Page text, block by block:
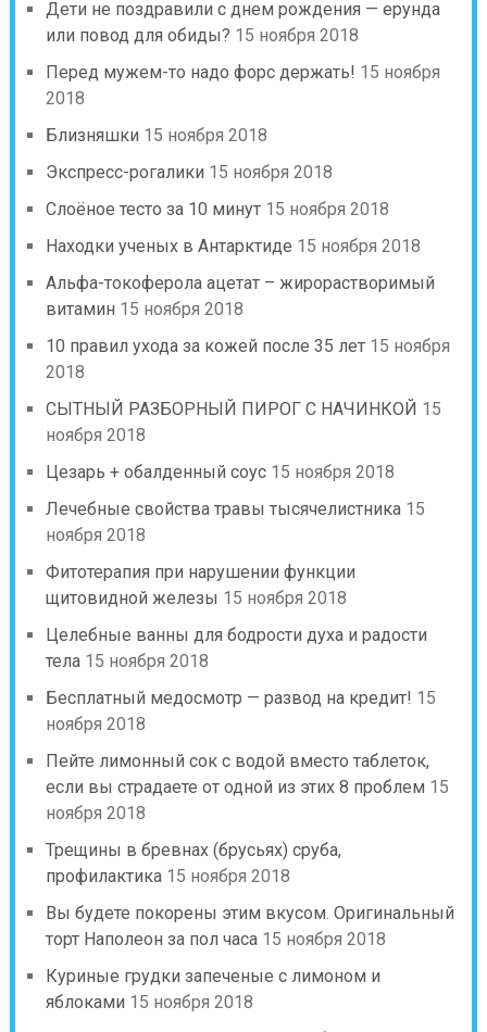
Дети не поздравили с днем рождения — ерунда
или повод для обиды? 15 ноября 2018
Перед мужем-то надо форс держать! 15 ноября
2018
Близняшки 15 ноября 2018
Экспресс-рогалики 15 ноября 2018
Слоёное тесто за 10 минут 15 ноября 2018
Находки ученых в Антарктиде 15 ноября 2018
Альфа-токоферола ацетат – жирорастворимый
витамин 15 ноября 2018
10 правил ухода за кожей после 35 лет 15 ноября
2018
СЫТНЫЙ РАЗБОРНЫЙ ПИРОГ С НАЧИНКОЙ 15
ноября 2018
Цезарь + обалденный соус 15 ноября 2018
Лечебные свойства травы тысячелистника 15
ноября 2018
Фитотерапия при нарушении функции
щитовидной железы 15 ноября 2018
Целебные ванны для бодрости духа и радости
тела 15 ноября 2018
Бесплатный медосмотр — развод на кредит! 15
ноября 2018
Пейте лимонный сок с водой вместо таблеток,
если вы страдаете от одной из этих 8 проблем 15
ноября 2018
Трещины в бревнах (брусьях) сруба,
профилактика 15 ноября 2018
Вы будете покорены этим вкусом. Оригинальный
торт Наполеон за пол часа 15 ноября 2018
Куриные грудки запеченые с лимоном и
яблоками 15 ноября 2018